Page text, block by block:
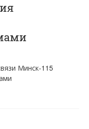
Минск-115